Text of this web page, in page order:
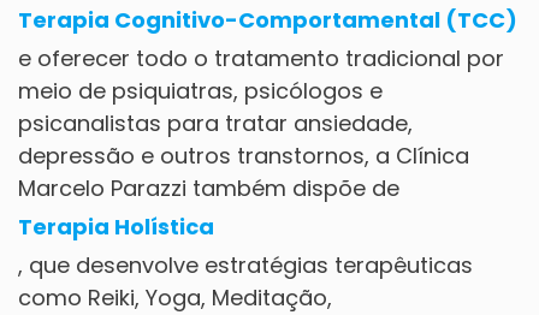
Terapia Cognitivo-Comportamental (TCC)
e oferecer todo o tratamento tradicional por
meio de psiquiatras, psicólogos e
psicanalistas para tratar ansiedade,
depressão e outros transtornos, a Clínica
Marcelo Parazzi também dispõe de
Terapia Holística
, que desenvolve estratégias terapêuticas
como Reiki, Yoga, Meditação,